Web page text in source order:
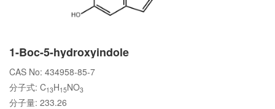
1-Boc-5-hydroxyindole
CAS No: 434958-85-7
分子式: C13H15NO3
分子量: 233.26